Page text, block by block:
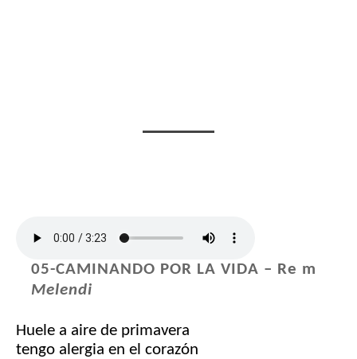
05-CAMINANDO POR LA VIDA – Re m
Melendi
Huele a aire de primavera
tengo alergia en el corazón